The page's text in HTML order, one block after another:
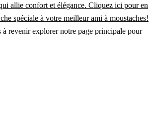
allie confort et élégance. Cliquez ici pour en
spéciale à votre meilleur ami à moustaches!
à revenir explorer notre page principale pour